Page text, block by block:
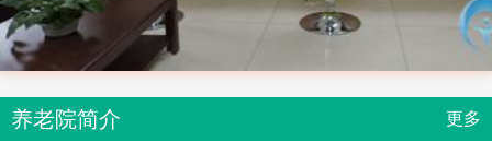
养老院简介 更多